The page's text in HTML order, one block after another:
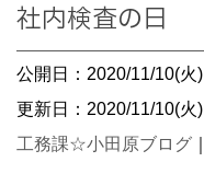
社内検査の日
公開日：2020/11/10(火)
更新日：2020/11/10(火)
工務課☆小田原ブログ